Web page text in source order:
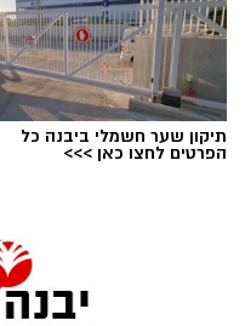
יש לכם מידע חשוב
חדשותי? מצאתם
צילומים: משרד
תיקון שער חשמלי ביבנה כל
הפרטים לחצו כאן >>>